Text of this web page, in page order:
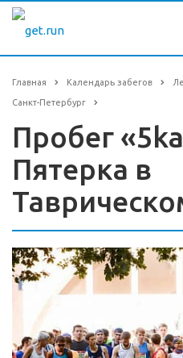
Главная Календарь забегов
Санкт-Петербург
Пробег
Пятерка в